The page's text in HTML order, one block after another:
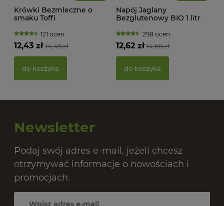
Krówki Bezmleczne o
smaku Toffi
Super Krówka
121 ocen
14,45 zł
12,43 zł
do koszyka
Napój Jaglany
Bezglutenowy BIO 1 litr
298 ocen
14,68 zł
12,62 zł
do koszyka
Newsletter
Podaj swój adres e-mail, jeżeli chcesz
otrzymywać informacje o nowościach i
promocjach.